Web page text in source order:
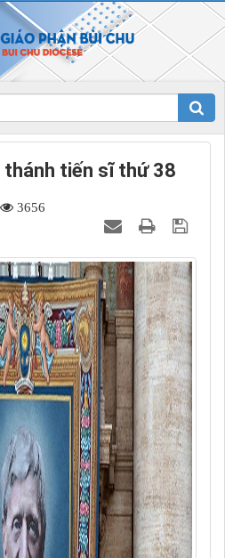
thánh tiến sĩ thứ 38
3656